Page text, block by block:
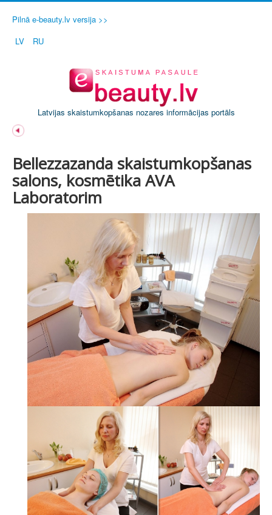
Pilnā e-beauty.lv versija >>
LV
RU
Latvijas skaistumkopšanas nozares informācijas portāls
Bellezzazanda skaistumkopšanas
salons, kosmētika AVA
Laboratorim